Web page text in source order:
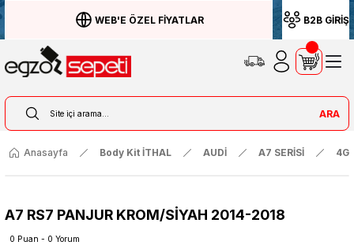
WEB'E ÖZEL FİYATLAR B2B GİRİŞ
ARA
Anasayfa Body Kit İTHAL AUDİ A7 SERİSİ 4G
A7 RS7 PANJUR KROM/SİYAH 2014-2018
0 Puan - 0 Yorum